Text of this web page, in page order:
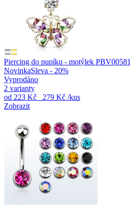
Piercing do pupíku - motýlek PBV00581
NovinkaSleva - 20%
Vyprodáno
2 varianty
od 223 Kč 279 Kč /kus
Zobrazit